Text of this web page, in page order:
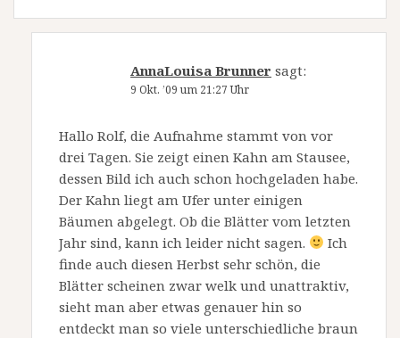
AnnaLouisa Brunner sagt:
9 Okt. ’09 um 21:27 Uhr
Hallo Rolf, die Aufnahme stammt von vor
drei Tagen. Sie zeigt einen Kahn am Stausee,
dessen Bild ich auch schon hochgeladen habe.
Der Kahn liegt am Ufer unter einigen
Bäumen abgelegt. Ob die Blätter vom letzten
Jahr sind, kann ich leider nicht sagen.
Ich
finde auch diesen Herbst sehr schön, die
Blätter scheinen zwar welk und unattraktiv,
sieht man aber etwas genauer hin so
entdeckt man so viele unterschiedliche braun